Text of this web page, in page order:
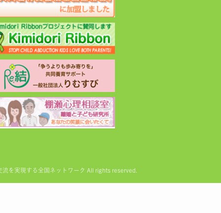
を実現する全国ネットワーク All rights reserved.